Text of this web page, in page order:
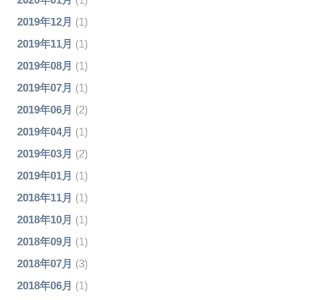
2019年12月 (1)
2019年11月 (1)
2019年08月 (1)
2019年07月 (1)
2019年06月 (2)
2019年04月 (1)
2019年03月 (2)
2019年01月 (1)
2018年11月 (1)
2018年10月 (1)
2018年09月 (1)
2018年07月 (3)
2018年06月 (1)